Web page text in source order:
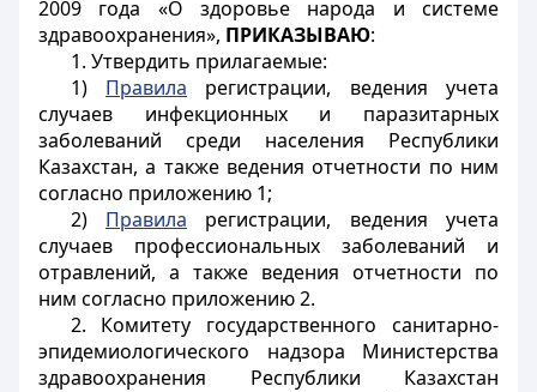
2009 года «О здоровье народа и системе
здравоохранения», ПРИКАЗЫВАЮ:
1. Утвердить прилагаемые:
1) Правила регистрации, ведения учета
случаев инфекционных и паразитарных
заболеваний среди населения Республики
Казахстан, а также ведения отчетности по ним
согласно приложению 1;
2) Правила регистрации, ведения учета
случаев профессиональных заболеваний и
отравлений, а также ведения отчетности по
ним согласно приложению 2.
2. Комитету государственного санитарно-
эпидемиологического надзора Министерства
здравоохранения Республики Казахстан